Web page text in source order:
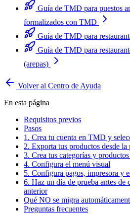
Guía de TMD para puestos
formalizados con TMD
Guía de TMD para
Guía de TMD para
(arepas)
Volver al Centro de Ayuda
En esta página
Requisitos previos
Pasos
1. Crea tu cuenta en TMD y
2. Exporta tus productos desde
3. Crea tus categorías y
4. Configura el menú visual
5. Configura pagos, impresora y
6. Haz un día de prueba antes de
anterior
Qué NO se migra
Preguntas frecuentes